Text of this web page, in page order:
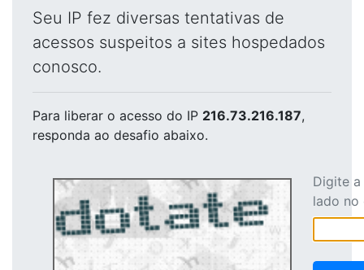
Seu IP fez diversas tentativas de
acessos suspeitos a sites hospedados
conosco.
Para liberar o acesso do IP 216.73.216.187,
responda ao desafio abaixo.
Digite
lado no